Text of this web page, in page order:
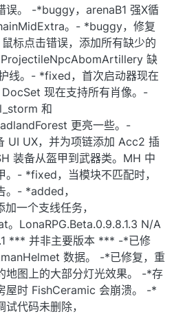
误。 -*buggy，arenaB1 强X循
。- *buggy，修复
标点击错误，添加所有缺少的
缺
线。- *fixed，首次启动器现在
现在支持所有肖像。-
和
更亮一些。-
UI UX，并为项链添加 Acc2 插
装备从盔甲到武器类。MH 中
。- *fixed，当模块不匹配时，
。- *added，
一个支线任务，
。LonaRPG.Beta.0.9.8.1.3 N/A
*** 并非主要版本 *** -*已修
数据。 -*已修复，重
地图上的大部分灯光效果。 -*存
屋时 FishCeramic 会崩溃。 -*
代码未删除，